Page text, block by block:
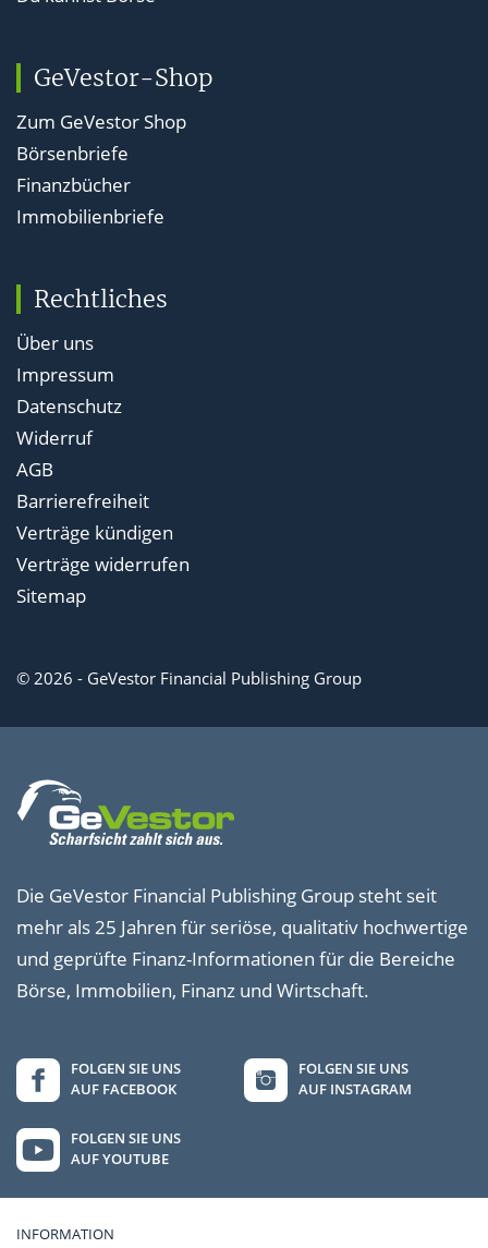
GeVestor-Shop
Zum GeVestor Shop
Börsenbriefe
Finanzbücher
Immobilienbriefe
Rechtliches
Über uns
Impressum
Datenschutz
Widerruf
AGB
Barrierefreiheit
Verträge kündigen
Verträge widerrufen
Sitemap
© 2026 - GeVestor Financial Publishing Group
Die GeVestor Financial Publishing Group steht seit
mehr als 25 Jahren für seriöse, qualitativ hochwertige
und geprüfte Finanz-Informationen für die Bereiche
Börse, Immobilien, Finanz und Wirtschaft.
FOLGEN SIE UNS
AUF FACEBOOK
FOLGEN SIE UNS
AUF INSTAGRAM
FOLGEN SIE UNS
AUF YOUTUBE
INFORMATION